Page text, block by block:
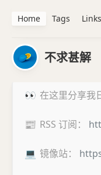
不求甚解
👀 在这里分享我
📰 RSS 订阅：
💻 镜像站：
Home Tags Links